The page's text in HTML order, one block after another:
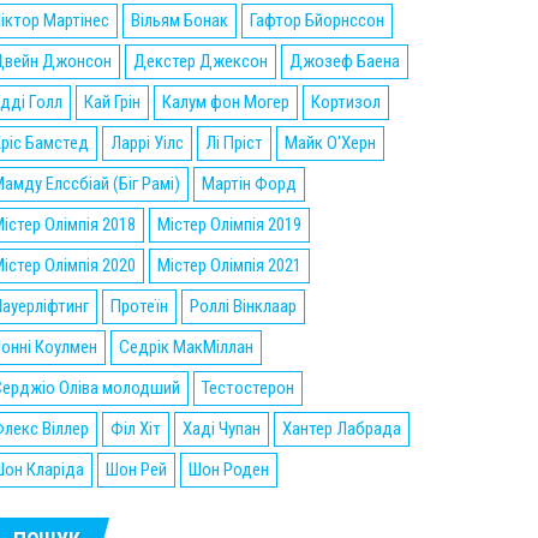
Мартінес
Вільям Бонак
Гафтор Бйорнссон
Джонсон
Декстер Джексон
Джозеф Баена
Голл
Кай Грін Калум фон Могер
Кортизол
Бамстед
Ларрі Уілс Лі Пріст
Майк О'Херн
Елссбіай (Біг Рамі)
Мартін Форд
Олімпія 2018
Містер Олімпія 2019
Олімпія 2020
Містер Олімпія 2021
Протеїн
Роллі Вінклаар
Коулмен
Седрік МакМіллан
Оліва молодший
Тестостерон
Віллер
Філ Хіт Хаді Чупан
Хантер Лабрада
Кларіда
Шон Рей Шон Роден